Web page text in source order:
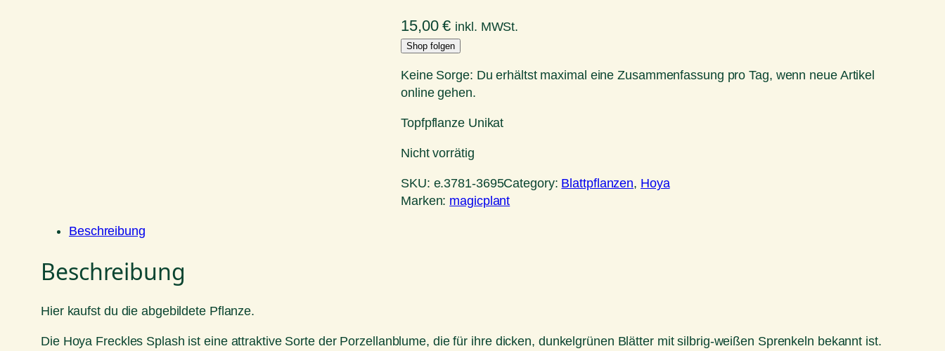
15,00€ inkl. MWSt.
Shop folgen
Keine Sorge: Du erhältst maximal eine Zusammenfassung pro Tag, wenn neue Artikel
online gehen.
Topfpflanze Unikat
Nicht vorrätig
SKU: e.3781-3695Category: Blattpflanzen, Hoya
Marken: magicplant
Beschreibung
Beschreibung
Hier kaufst du die abgebildete Pflanze.
Die Hoya Freckles Splash ist eine attraktive Sorte der Porzellanblume, die für ihre dicken, dunkelgrünen Blätter mit silbrig-weißen Sprenkeln bekannt ist.